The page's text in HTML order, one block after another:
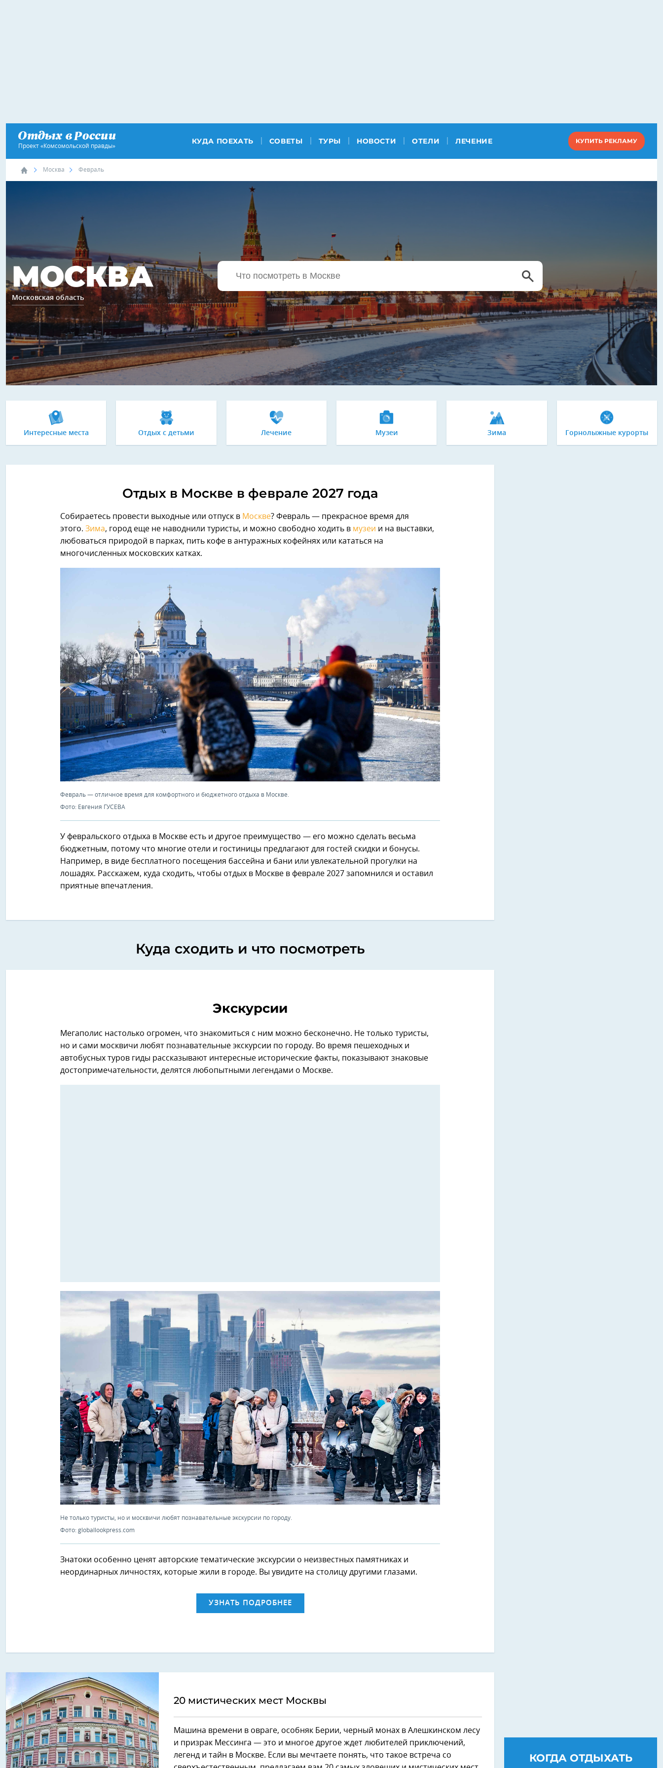
Проект «Комсомольской правды»
КУДА ПОЕХАТЬ СОВЕТЫ ТУРЫ НОВОСТИ ОТЕЛИ ЛЕЧЕНИЕ КУПИТЬ РЕКЛАМУ
Москва Февраль
МОСКВА
Московская область
Интересные места Отдых с детьми Лечение Музеи Зима Горнолыжные курорты
Отдых в Москве в феврале 2027 года
Собираетесь провести выходные или отпуск в Москве? Февраль — прекрасное время для
этого. Зима, город еще не наводнили туристы, и можно свободно ходить в музеи и на выставки,
любоваться природой в парках, пить кофе в антуражных кофейнях или кататься на
многочисленных московских катках.
Февраль — отличное время для комфортного и бюджетного отдыха в Москве.
Фото: Евгения ГУСЕВА
У февральского отдыха в Москве есть и другое преимущество — его можно сделать весьма
бюджетным, потому что многие отели и гостиницы предлагают для гостей скидки и бонусы.
Например, в виде бесплатного посещения бассейна и бани или увлекательной прогулки на
лошадях. Расскажем, куда сходить, чтобы отдых в Москве в феврале 2027 запомнился и оставил
приятные впечатления.
Куда сходить и что посмотреть
Экскурсии
Мегаполис настолько огромен, что знакомиться с ним можно бесконечно. Не только туристы,
но и сами москвичи любят познавательные экскурсии по городу. Во время пешеходных и
автобусных туров гиды рассказывают интересные исторические факты, показывают знаковые
достопримечательности, делятся любопытными легендами о Москве.
Не только туристы, но и москвичи любят познавательные экскурсии по городу.
Фото: globallookpress.com
Знатоки особенно ценят авторские тематические экскурсии о неизвестных памятниках и
неординарных личностях, которые жили в городе. Вы увидите на столицу другими глазами.
УЗНАТЬ ПОДРОБНЕЕ
20 мистических мест Москвы
Машина времени в овраге, особняк Берии, черный монах в Алешкинском лесу
и призрак Мессинга — это и многое другое ждет любителей приключений,
легенд и тайн в Москве. Если вы мечтаете понять, что такое встреча со
КОГДА ОТДЫХАТЬ